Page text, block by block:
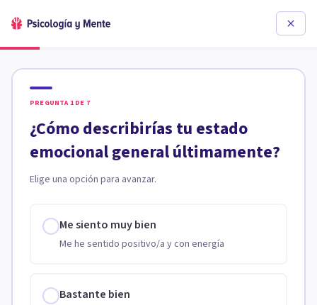
PREGUNTA 1 DE 7
¿Cómo describirías tu estado
emocional general últimamente?
Elige una opción para avanzar.
Me siento muy bien
Me he sentido positivo/a y con energía
Bastante bien